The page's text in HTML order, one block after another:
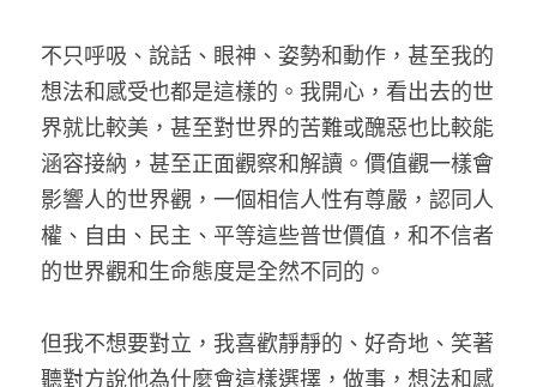
不只呼吸、說話、眼神、姿勢和動作，甚至我的
想法和感受也都是這樣的。我開心，看出去的世
界就比較美，甚至對世界的苦難或醜惡也比較能
涵容接納，甚至正面觀察和解讀。價值觀一樣會
影響人的世界觀，一個相信人性有尊嚴，認同人
權、自由、民主、平等這些普世價值，和不信者
的世界觀和生命態度是全然不同的。
但我不想要對立，我喜歡靜靜的、好奇地、笑著
聽對方說他為什麼會這樣選擇，做事，想法和感